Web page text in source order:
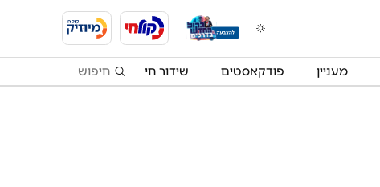
מעניין פודקאסטים שידור חי